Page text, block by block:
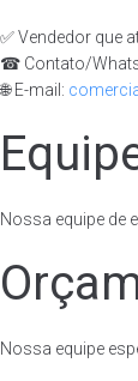
✅ Vendedor que
☎ Contato/
🌐 E-mail:
Nossa equipe de
Nossa equipe